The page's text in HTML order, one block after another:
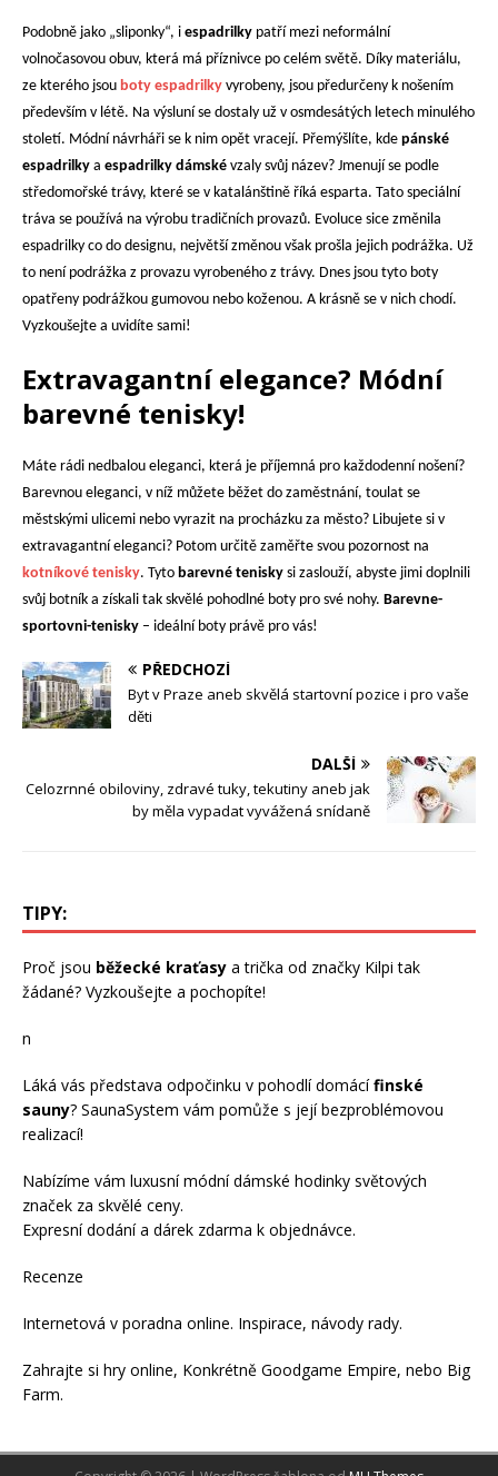
Podobně jako „sliponky“, i espadrilky patří mezi neformální
volnočasovou obuv, která má příznivce po celém světě. Díky materiálu,
ze kterého jsou boty espadrilky vyrobeny, jsou předurčeny k nošením
především v létě. Na výsluní se dostaly už v osmdesátých letech minulého
století. Módní návrháři se k nim opět vracejí. Přemýšlíte, kde pánské
espadrilky a espadrilky dámské vzaly svůj název? Jmenují se podle
středomořské trávy, které se v katalánštině říká esparta. Tato speciální
tráva se používá na výrobu tradičních provazů. Evoluce sice změnila
espadrilky co do designu, největší změnou však prošla jejich podrážka. Už
to není podrážka z provazu vyrobeného z trávy. Dnes jsou tyto boty
opatřeny podrážkou gumovou nebo koženou. A krásně se v nich chodí.
Vyzkoušejte a uvidíte sami!
Extravagantní elegance? Módní
barevné tenisky!
Máte rádi nedbalou eleganci, která je příjemná pro každodenní nošení?
Barevnou eleganci, v níž můžete běžet do zaměstnání, toulat se
městskými ulicemi nebo vyrazit na procházku za město? Libujete si v
extravagantní eleganci? Potom určitě zaměřte svou pozornost na
kotníkové tenisky. Tyto barevné tenisky si zaslouží, abyste jimi doplnili
svůj botník a získali tak skvělé pohodlné boty pro své nohy. Barevne-
sportovni-tenisky – ideální boty právě pro vás!
PŘEDCHOZÍ
Byt v Praze aneb skvělá startovní pozice i pro vaše
děti
DALŠÍ
Celozrnné obiloviny, zdravé tuky, tekutiny aneb jak
by měla vypadat vyvážená snídaně
TIPY:
Proč jsou běžecké kraťasy a trička od značky Kilpi tak
žádané? Vyzkoušejte a pochopíte!
n
Láká vás představa odpočinku v pohodlí domácífinské
sauny? SaunaSystem vám pomůže s její bezproblémovou
realizací!
Nabízíme vám luxusní módnídámské hodinky světových
značek za skvělé ceny.
Expresní dodání a dárek zdarma k objednávce.
Recenze
Internetová v poradna online. Inspirace, návody rady.
Zahrajte si hry online, Konkrétně Goodgame Empire, nebo Big
Farm.